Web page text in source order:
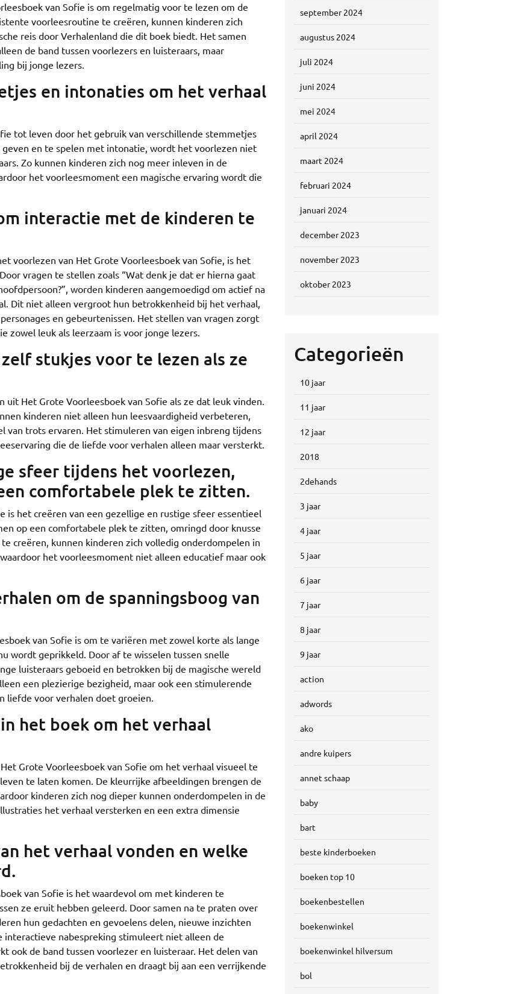
van Sofie is om regelmatig voor te lezen om de
voorleesroutine te creëren, kunnen kinderen zich
reis door Verhalenland die dit boek biedt. Het samen
de band tussen voorlezers en luisteraars, maar
bij jonge lezers.
en intonaties om het verhaal
tot leven door het gebruik van verschillende stemmetjes
en te spelen met intonatie, wordt het voorlezen niet
Zo kunnen kinderen zich nog meer inleven in de
het voorleesmoment een magische ervaring wordt die
interactie met de kinderen te
voorlezen van Het Grote Voorleesboek van Sofie, is het
vragen te stellen zoals “Wat denk je dat er hierna gaat
worden kinderen aangemoedigd om actief na
Dit niet alleen vergroot hun betrokkenheid bij het verhaal,
en gebeurtenissen. Het stellen van vragen zorgt
zowel leuk als leerzaam is voor jonge lezers.
stukjes voor te lezen als ze
Het Grote Voorleesboek van Sofie als ze dat leuk vinden.
kinderen niet alleen hun leesvaardigheid verbeteren,
van trots ervaren. Het stimuleren van eigen inbreng tijdens
die de liefde voor verhalen alleen maar versterkt.
sfeer tijdens het voorlezen,
comfortabele plek te zitten.
is het creëren van een gezellige en rustige sfeer essentieel
op een comfortabele plek te zitten, omringd door knusse
creëren, kunnen kinderen zich volledig onderdompelen in
het voorleesmoment niet alleen educatief maar ook
om de spanningsboog van
van Sofie is om te variëren met zowel korte als lange
wordt geprikkeld. Door af te wisselen tussen snelle
luisteraars geboeid en betrokken bij de magische wereld
een plezierige bezigheid, maar ook een stimulerende
liefde voor verhalen doet groeien.
het boek om het verhaal
Grote Voorleesboek van Sofie om het verhaal visueel te
te laten komen. De kleurrijke afbeeldingen brengen de
kinderen zich nog dieper kunnen onderdompelen in de
het verhaal versterken en een extra dimensie
het verhaal vonden en welke
van Sofie is het waardevol om met kinderen te
ze eruit hebben geleerd. Door samen na te praten over
hun gedachten en gevoelens delen, nieuwe inzichten
interactieve nabespreking stimuleert niet alleen de
ook de band tussen voorlezer en luisteraar. Het delen van
bij de verhalen en draagt bij aan een verrijkende
september 2024
augustus 2024
juli 2024
juni 2024
mei 2024
april 2024
maart 2024
februari 2024
januari 2024
december 2023
november 2023
oktober 2023
Categorieën
10 jaar
11 jaar
12 jaar
2018
2dehands
3 jaar
4 jaar
5 jaar
6 jaar
7 jaar
8 jaar
9 jaar
action
adwords
ako
andre kuipers
annet schaap
baby
bart
beste kinderboeken
boeken top 10
boekenbestellen
boekenwinkel
boekenwinkel hilversum
bol